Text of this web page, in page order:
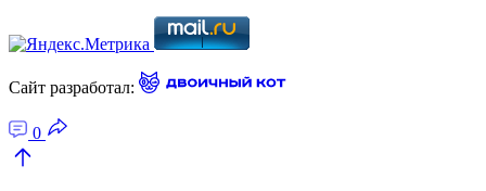
Сайт разработал:
0